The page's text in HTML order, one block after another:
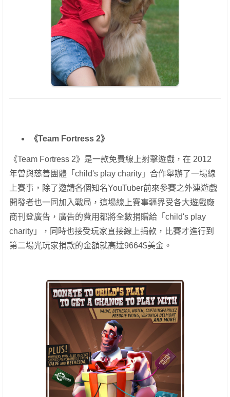
《Team Fortress 2》
《Team Fortress 2》是一款免費線上射擊遊戲，在 2012
年曾與慈善團體「child's play charity」合作舉辦了一場線
上賽事，除了邀請各個知名YouTuber前來參賽之外連遊戲
開發者也一同加入戰局，這場線上賽事疆界受各大遊戲廠
商刊登廣告，廣告的費用都將全數捐贈給「child's play
charity」，同時也接受玩家直接線上捐款，比賽才進行到
第二場光玩家捐款的金額就高達9664$美金。